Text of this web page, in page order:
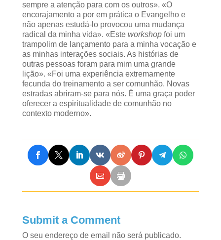
sempre a atenção para com os outros». «O
encorajamento a por em prática o Evangelho e
não apenas estudá-lo provocou uma mudança
radical da minha vida». «Este workshopfoi um
trampolim de lançamento para a minha vocação e
as minhas interações sociais. As histórias de
outras pessoas foram para mim uma grande
lição». «Foi uma experiência extremamente
fecunda do treinamento a ser comunhão. Novas
estradas abriram-se para nós. É uma graça poder
oferecer a espiritualidade de comunhão no
contexto moderno».
Submit a Comment
O seu endereço de email não será publicado.